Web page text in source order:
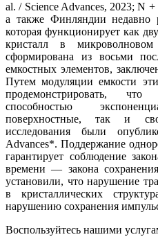
al. / Science Advances, 2023;
а также Финляндии недавно
которая функционирует как
кристалл в
сформирована из восьми
емкостных элементов,
Путем модуляции емкости
продемонстрировать, что
способностью
поверхностные, так и
исследования были
Advances*. Поддержание
гарантирует соблюдение
времени — закона
установили, что нарушение
в кристаллических
нарушению сохранения
Воспользуйтесь нашими